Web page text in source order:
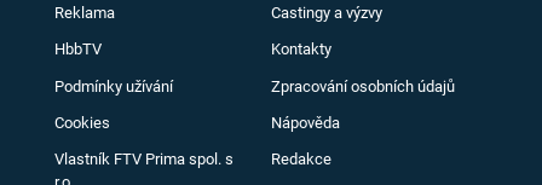
Reklama Castingy a výzvy
HbbTV Kontakty
Podmínky užívání Zpracování osobních údajů
Cookies Nápověda
Vlastník FTV Prima spol. s
Redakce